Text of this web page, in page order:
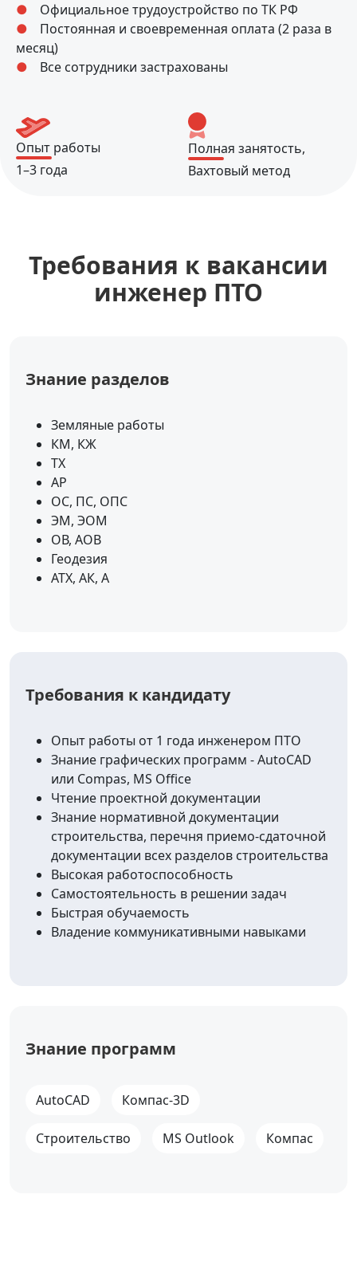
Официальное трудоустройство по ТК РФ
Постоянная и своевременная оплата (2 раза в
месяц)
Все сотрудники застрахованы
Опыт работы
1–3 года
Полная занятость,
Вахтовый метод
Требования к вакансии
инженер ПТО
Знание разделов
Земляные работы
КМ, КЖ
ТХ
АР
ОС, ПС, ОПС
ЭМ, ЭОМ
ОВ, АОВ
Геодезия
АТХ, АК, А
Требования к кандидату
Опыт работы от 1 года инженером ПТО
Знание графических программ - AutoCAD
или Compas, MS Office
Чтение проектной документации
Знание нормативной документации
строительства, перечня приемо-сдаточной
документации всех разделов строительства
Высокая работоспособность
Самостоятельность в решении задач
Быстрая обучаемость
Владение коммуникативными навыками
Знание программ
AutoCAD Компас-3D
Строительство MS Outlook Компас